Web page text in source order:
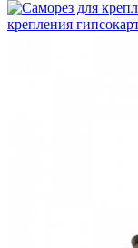
крепления